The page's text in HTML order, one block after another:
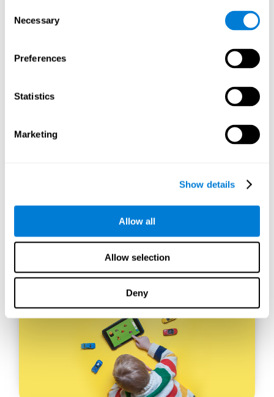
Selection
Necessary
Preferences
Statistics
Marketing
Show details
Allow all
Allow selection
Deny
dados
Com ferramentas de dados como o AWS Glue,
podemos refinar, filtrar e processar dados de
organizadas e valiosas.
dados simples, porém poderosas, para uma
Dessa forma, podemos construir bancos de
especificamente para atender aos requisitos
de cada aplicação de dados.